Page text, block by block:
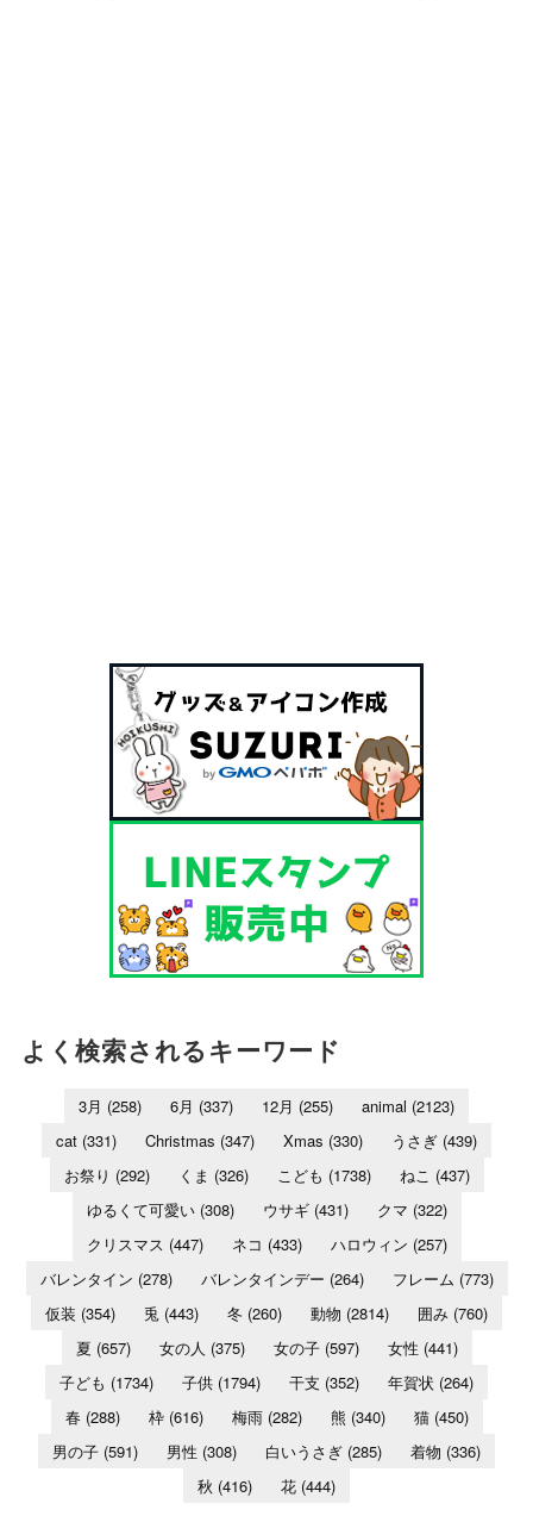
よく検索されるキーワード
3月 (258) 6月 (337) 12月 (255) animal (2123)
cat (331) Christmas (347) Xmas (330) うさぎ (439)
お祭り (292) くま (326) こども (1738) ねこ (437)
ゆるくて可愛い(308) ウサギ(431) クマ (322)
クリスマス (447) ネコ (433) ハロウィン (257)
バレンタイン (278) バレンタインデー (264) フレーム (773)
仮装 (354) 兎 (443) 冬 (260) 動物 (2814) 囲み (760)
夏 (657) 女の人 (375) 女の子(597) 女性 (441)
子ども (1734) 子供 (1794) 干支 (352) 年賀状 (264)
春(288) 枠(616) 梅雨(282) 熊 (340) 猫(450)
男の子 (591) 男性 (308) 白いうさぎ (285) 着物 (336)
秋 (416) 花 (444)